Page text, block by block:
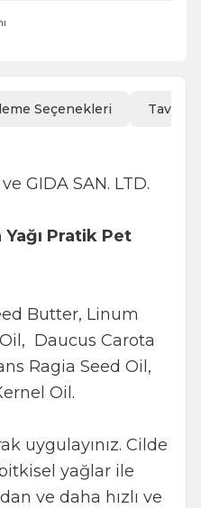
Seçenekleri Tavsiye
GIDA SAN. LTD.
Pratik Pet
Butter, Linum
Daucus Carota
Ragia Seed Oil,
Oil.
uygulayınız. Cilde
yağlar ile
ve daha hızlı ve